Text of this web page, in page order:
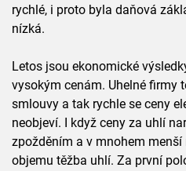
rychlé, i proto byla daňová
nízká.
Letos jsou ekonomické
vysokým cenám. Uhelné firmy
smlouvy a tak rychle se ceny
neobjeví. I když ceny za uhlí
zpožděním a v mnohem
objemu těžba uhlí. Za první